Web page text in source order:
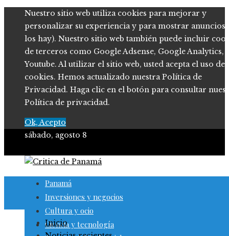
Nuestro sitio web utiliza cookies para mejorar y
personalizar su experiencia y para mostrar anuncios
los hay). Nuestro sitio web también puede incluir
de terceros como Google Adsense, Google Analytics,
Youtube. Al utilizar el sitio web, usted acepta el uso de
cookies. Hemos actualizado nuestra Política de
Privacidad. Haga clic en el botón para consultar
Política de privacidad.
Ok, Acepto
sábado, agosto 8
Panamá
Inversiones y negocios
Cultura y ocio
Ciencia y tecnología
Inicio